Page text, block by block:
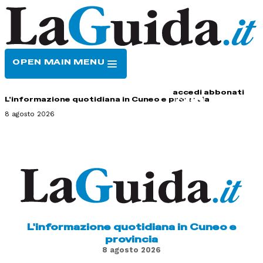
OPEN MAIN MENU
accedi abbonati
L'informazione quotidiana in Cuneo e provincia
8 agosto 2026
L'informazione quotidiana in Cuneo e
provincia
8 agosto 2026